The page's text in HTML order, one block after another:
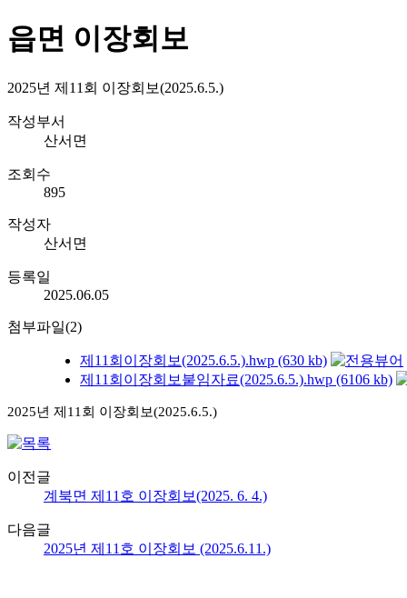
읍면 이장회보
2025년 제11회 이장회보(2025.6.5.)
작성부서
산서면
조회수
895
작성자
산서면
등록일
2025.06.05
첨부파일(2)
제11회이장회보(2025.6.5.).hwp (630 kb)
제11회이장회보붙임자료(2025.6.5.).hwp (6106 kb)
2025년 제11회 이장회보(2025.6.5.)
이전글
계북면 제11호 이장회보(2025. 6. 4.)
다음글
2025년 제11호 이장회보 (2025.6.11.)